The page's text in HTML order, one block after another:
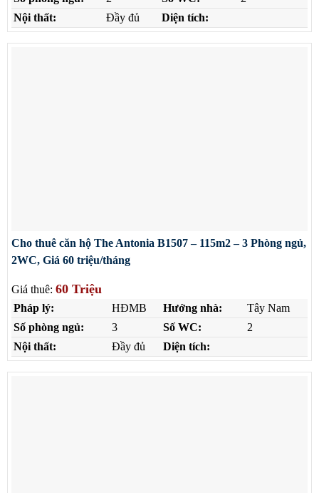
Nội thất:
Đầy đủ Diện tích:
Cho thuê căn hộ The Antonia B1507 – 115m2 – 3 Phòng ngủ,
2WC, Giá 60 triệu/tháng
Giá thuê: 60 Triệu
Pháp lý: HĐMB Hướng nhà:
Tây Nam
Số phòng ngủ:
3 Số WC:
2
Nội thất:
Đầy đủ Diện tích: